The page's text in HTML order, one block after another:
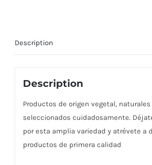
Description
Description
Productos de origen vegetal, naturales
seleccionados cuidadosamente.
por esta amplia variedad y atrévete a
productos de primera calidad